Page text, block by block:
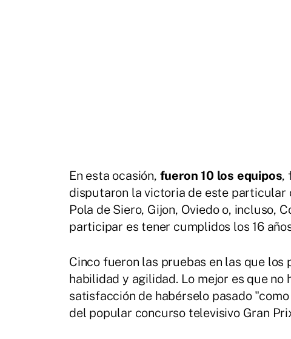
En esta ocasión, fueron 10 los equipos,
disputaron la victoria de este particular
Pola de Siero, Gijon, Oviedo o, incluso,
participar es tener cumplidos los 16
Cinco fueron las pruebas en las que
habilidad y agilidad. Lo mejor es que
satisfacción de habérselo pasado
del popular concurso televisivo Gran